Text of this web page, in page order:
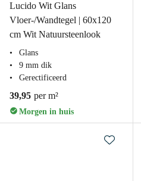
Lucido Wit Glans
Vloer-/Wandtegel | 60x120
cm Wit Natuursteenlook
Glans
9 mm dik
Gerectificeerd
39,95 per m²
Morgen in huis